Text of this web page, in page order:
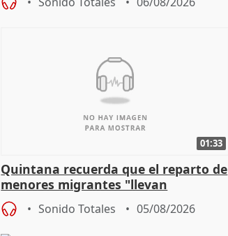
01:33
Quintana recuerda que el reparto de
menores migrantes "llevan
aportación del Gobierno" central
Sonido Totales 05/08/2026